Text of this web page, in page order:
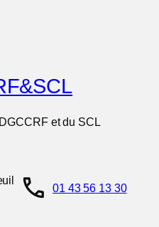
et du SCL
call 01 43 56 13 30